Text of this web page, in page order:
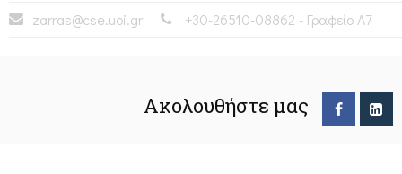
zarras@cse.uoi.gr +30-26510-08862 - Γραφείο Α7
Ακολουθήστε μας